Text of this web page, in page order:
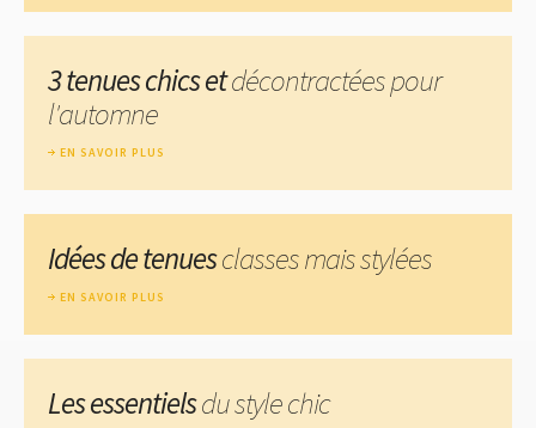
3 tenues chics etdécontractées pour
l'automne
EN SAVOIR PLUS
Idées de tenuesclasses mais stylées
EN SAVOIR PLUS
Les essentielsdu style chic